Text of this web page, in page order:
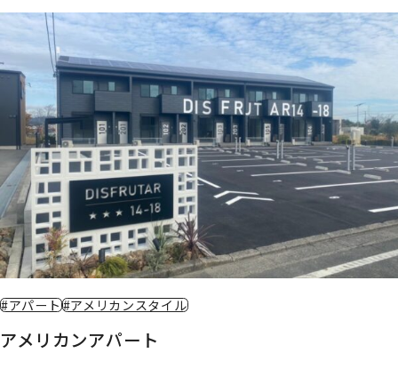
#アパート#アメリカンスタイル
アメリカンアパート